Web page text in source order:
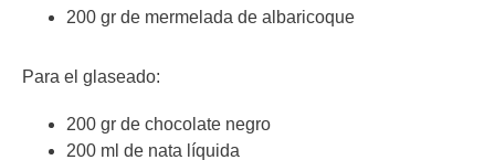
200 gr de mermelada de albaricoque
Para el glaseado:
200 gr de chocolate negro
200 ml de nata líquida